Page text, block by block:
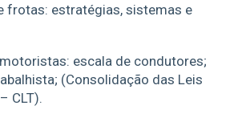
frotas: estratégias, sistemas e
escala de condutores;
(Consolidação das Leis
CLT).